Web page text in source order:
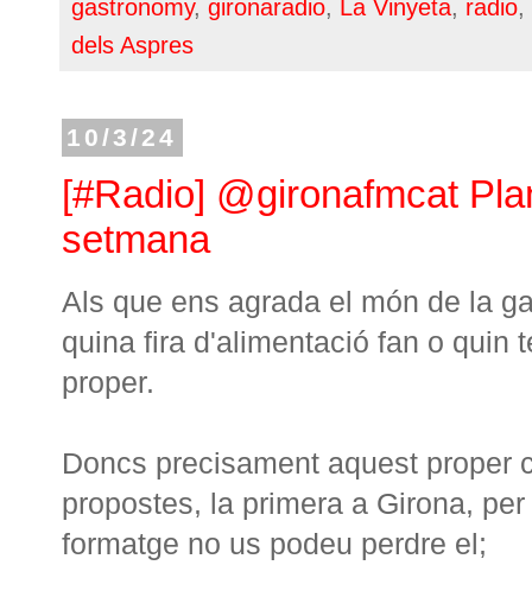
gastronomy, gironaradio, La Vinyeta, radio,
dels Aspres
10/3/24
[#Radio] @gironafmcat
setmana
Als que ens agrada el món de la
quina fira d'alimentació fan o quin
proper.
Doncs precisament aquest proper
propostes, la primera a Girona,
formatge no us podeu perdre el;